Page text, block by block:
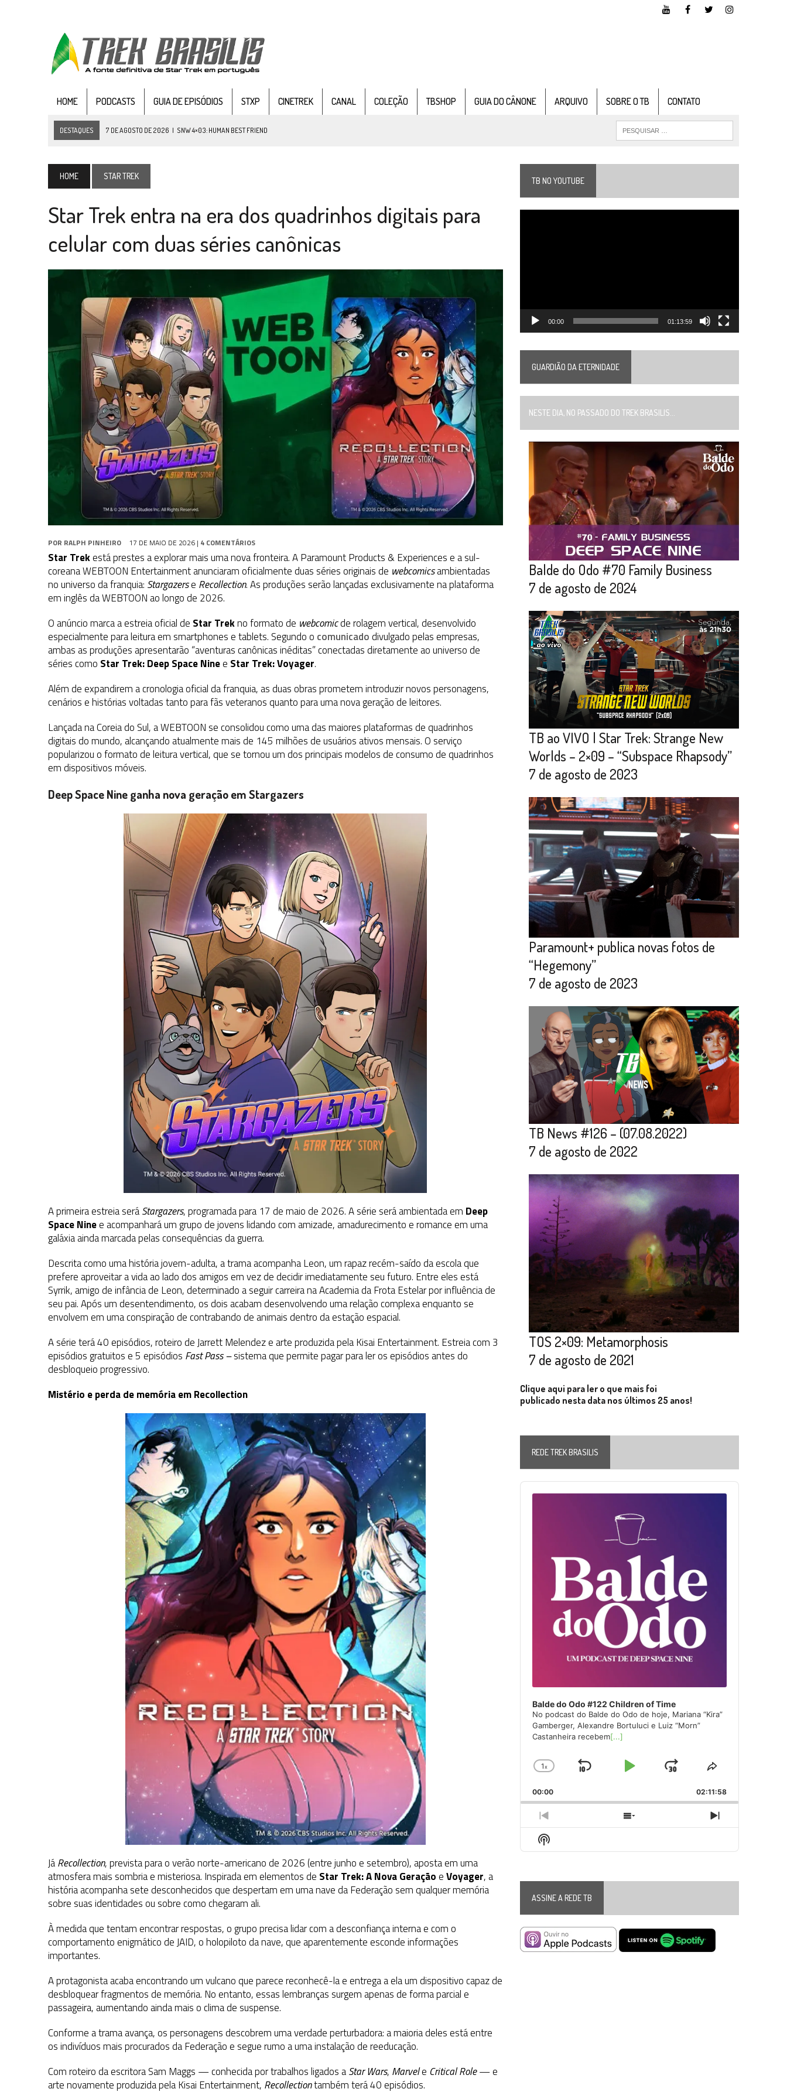
HOME PODCASTS GUIA DE EPISÓDIOS STXP CINETREK CANAL COLEÇÃO TBSHOP GUIA DO CÂNONE ARQUIVO SOBRE O TB CONTATO
DESTAQUES 7 DE AGOSTO DE 2026 | SNW 4×03: HUMAN BEST FRIEND
4 DE AGOSTO DE 2026 | REVISITANDO “HIDE AND Q” (TNG 1×09)
3 DE AGOSTO DE 2026 VEJA FOTOS DO TERCEIRO EPISÓDIO DA 4ª TEMPORADA DE STRANGE NEW WORDS
PARAMOUNT E CBS DERRUBAM NOVO VÍDEO DO FILME DE FÃS AXANAR HORAS APÓS ESTREIA
2 DE AGOSTO DE 2026 | TB AO VIVO | STAR TREK: STRANGE NEW WORLDS – “THE GRIFFIN INCIDENT” (4×02)
31 DE JULHO DE 2026 GRANDES JORNADAS | QUATRO EPISÓDIOS DESTAR TREKSOBRE DIFERENTES PONTOS DE VISTA
7 DE AGOSTO DE 2026 | GRANDES JORNADAS | SEIS EPISÓDIOS DE SOBRE PATERNIDADE
HOME STAR TREK
Star Trek entra na era dos quadrinhos digitais para
celular com duas séries canônicas
POR RALPH PINHEIRO 17 DE MAIO DE 2026 | 4 COMENTÁRIOS
Star Trekestá prestes a explorar mais uma nova fronteira. A Paramount Products & Experiences e a sul-
coreana WEBTOON Entertainment anunciaram oficialmente duas séries originais de webcomicsambientadas
no universo da franquia: Stargazerse Recollection. As produções serão lançadas exclusivamente na plataforma
em inglês da WEBTOON ao longo de 2026.
O anúncio marca a estreia oficial de Star Trekno formato de webcomicde rolagem vertical, desenvolvido
especialmente para leitura em smartphones e tablets. Segundo o comunicadodivulgado pelas empresas,
ambas as produções apresentarão “aventuras canônicas inéditas” conectadas diretamente ao universo de
séries como Star Trek: Deep Space Ninee Star Trek: Voyager.
Além de expandirem a cronologia oficial da franquia, as duas obras prometem introduzir novos personagens,
cenários e histórias voltadas tanto para fãs veteranos quanto para uma nova geração de leitores.
Lançada na Coreia do Sul, a WEBTOON se consolidou como uma das maiores plataformas de quadrinhos
digitais do mundo, alcançando atualmente mais de 145 milhões de usuários ativos mensais. O serviço
popularizou o formato de leitura vertical, que se tornou um dos principais modelos de consumo de quadrinhos
em dispositivos móveis.
Deep Space Nine ganha nova geração em Stargazers
A primeira estreia seráStargazers, programada para 17 de maio de 2026. A série será ambientada em Deep
Space Ninee acompanhará um grupo de jovens lidando com amizade, amadurecimento e romance em uma
galáxia ainda marcada pelas consequências da guerra.
Descrita como uma história jovem-adulta, a trama acompanha Leon, um rapaz recém-saído da escola que
prefere aproveitar a vida ao lado dos amigos em vez de decidir imediatamente seu futuro. Entre eles está
Syrrik, amigo de infância de Leon, determinado a seguir carreira na Academia da Frota Estelar por influência de
seu pai. Após um desentendimento, os dois acabam desenvolvendo uma relação complexa enquanto se
envolvem em uma conspiração de contrabando de animais dentro da estação espacial.
A série terá 40 episódios, roteiro de Jarrett Melendez e arte produzida pela Kisai Entertainment. Estreia com 3
episódios gratuitos e 5 episódios Fast Pass –sistema quepermite pagar para ler osepisódios antesdo
desbloqueio progressivo.
Mistério e perda de memória em Recollection
JáRecollection, prevista para o verão norte-americano de 2026 (entre junho e setembro), aposta em uma
atmosfera mais sombria e misteriosa. Inspirada em elementos de Star Trek: A Nova GeraçãoeVoyager, a
história acompanha sete desconhecidos que despertam em uma nave da Federação sem qualquer memória
sobre suas identidades ou sobre como chegaram ali.
À medida que tentam encontrar respostas, o grupo precisa lidar com a desconfiança interna e com o
comportamento enigmático de JAID, o holopiloto da nave, que aparentemente esconde informações
importantes.
A protagonista acaba encontrando um vulcano que parece reconhecê-la e entrega a ela um dispositivo capaz de
desbloquear fragmentos de memória. No entanto, essas lembranças surgem apenas de forma parcial e
passageira, aumentando ainda mais o clima de suspense.
Conforme a trama avança, os personagens descobrem uma verdade perturbadora: a maioria deles está entre
os indivíduos mais procurados da Federação e segue rumo a uma instalação de reeducação.
Com roteiro da escritora Sam Maggs — conhecida por trabalhos ligados aStar Wars, Marvele Critical Role— e
arte novamente produzida pela Kisai Entertainment, Recollectiontambém terá 40 episódios.
TB NO YOUTUBE
00:00 01:13:59
GUARDIÃO DA ETERNIDADE
NESTE DIA, NO PASSADO DO TREK BRASILIS...
Balde do Odo #70 Family Business
7 de agosto de 2024
TB ao VIVO | Star Trek: Strange New
Worlds – 2×09 – “Subspace Rhapsody”
7 de agosto de 2023
Paramount+ publica novas fotos de
“Hegemony”
7 de agosto de 2023
TB News #126 – (07.08.2022)
7 de agosto de 2022
TOS 2×09: Metamorphosis
7 de agosto de 2021
Clique aqui para ler o que mais foi
publicado nesta data nos últimos 25 anos!
REDE TREK BRASILIS
Audio
Player
Balde do Odo #122 Children of Time
No podcast do Balde do Odo de hoje, Mariana “Kira”
Gamberger, Alexandre Bortuluci e Luiz “Morn”
Castanheira recebem[...]
Change
Rate
1x
Skip
Play
Jump
Forward
Share
Episode
00:00 02:11:58
Previous
Episode
Show
Next
Show
Podcast
ASSINE A REDE TB